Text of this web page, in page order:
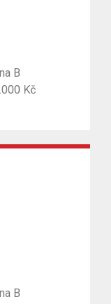
B
Kč
B